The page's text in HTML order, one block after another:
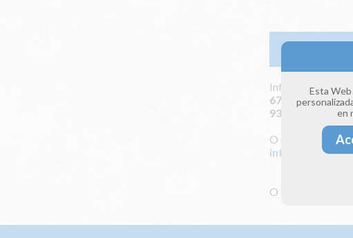
Ir a la
Infórmate
672 115 393
931 164 154
O enviándonos
O solicita más
Esta
en